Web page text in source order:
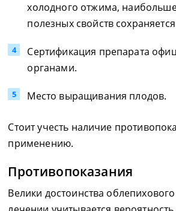
холодного отжима,
полезных свойств
Сертификация препарата
органами.
Место выращивания плодов.
Стоит учесть наличие
применению.
Противопоказания
Велики достоинства